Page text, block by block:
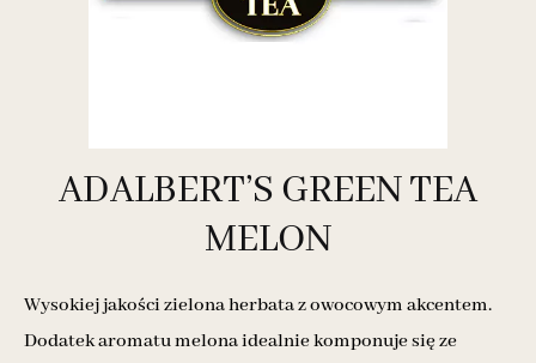
ADALBERT’S GREEN TEA
MELON
Wysokiej jakości zielona herbata z owocowym akcentem.
Dodatek aromatu melona idealnie komponuje się ze